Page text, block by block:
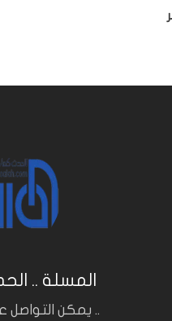
المسلة ..
.. يمكن التواصل